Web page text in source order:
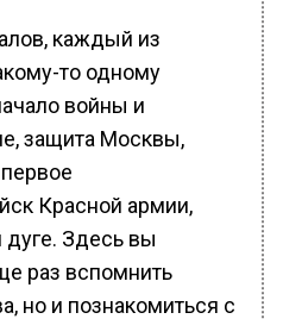
каждый из
то одному
войны и
защита Москвы,
Красной армии,
Здесь вы
раз вспомнить
но и познакомиться с